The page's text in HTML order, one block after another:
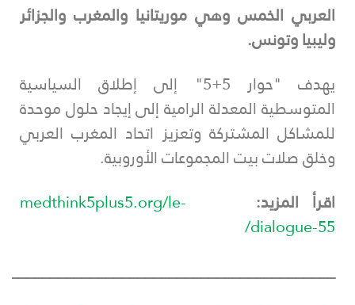
العربي الخمس وهي موريتانيا والمغرب والجزائر
وليبيا وتونس.
يهدف "حوار 5+5" إلى إطلاق السياسية
المتوسطية المعدلة الرامية إلى إيجاد حلول موحدة
للمشاكل المشتركة وتعزيز اتحاد المغرب العربي
وخلق صلات بيت المجموعات الأوروبية.
اقرأ المزيد:
medthink5plus5.org/le-
dialogue-55/